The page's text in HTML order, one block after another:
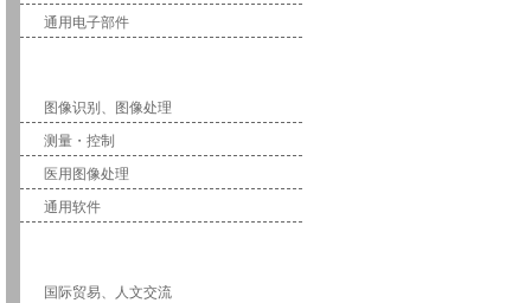
通用电子部件
图像识别、图像处理
测量・控制
医用图像处理
通用软件
国际贸易、人文交流